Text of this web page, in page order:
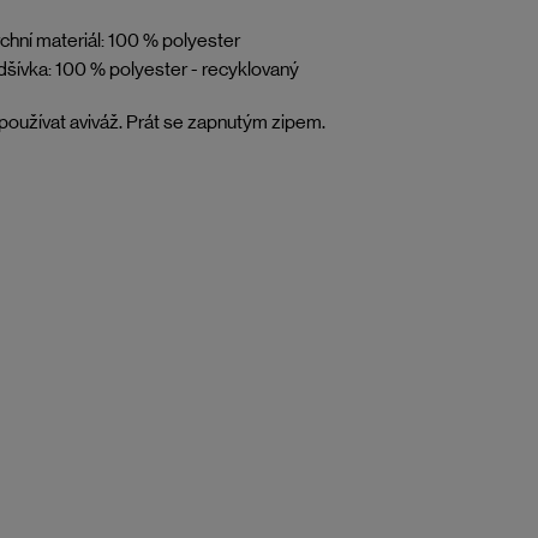
materiál: 100 % polyester
100 % polyester - recyklovaný
aviváž. Prát se zapnutým zipem.